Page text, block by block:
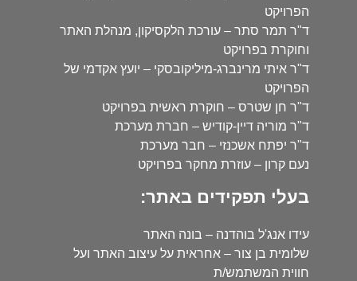
הפרויקט
ד"ר תמר סתר – עורכת הלקסיקון, מנהלת האתר
וחוקרת בפרויקט
ד"ר איתי מרינברג-מיליקובסקי – יועץ אקדמי של
הפרויקט
ד"ר חן שטרס – חוקרת ראשית בפרויקט
ד"ר מוריה דיין-קודיש – חברת מערכת
ד"ר יפתח אשכנזי – חבר מערכת
נעם קרון – עוזרת מחקר בפרויקט
בעלי תפקידים באתר:
עידו אנג'ל בוהדנה – בונה האתר
שלומית בן צור – אחראית על עיצוב האתר ועל
חווית המשתמש/ת